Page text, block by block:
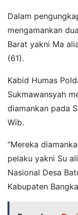
Dalam
mengamankan
Barat yakni Ma
(61).
Kabid Humas
Sukmawansyah
diamankan pada
Wib.
“Mereka
pelaku yakni Su
Nasional Desa
Kabupaten